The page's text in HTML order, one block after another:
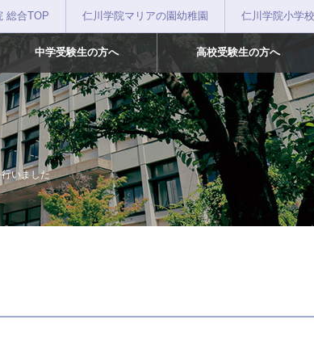
総合TOP 仁川学院マリアの園幼稚園 仁川学院小学校
中学受験生の方へ 高校受験生の方へ
行いました